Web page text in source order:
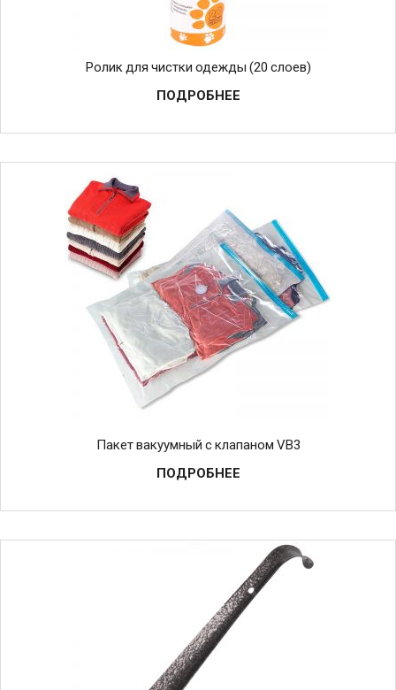
Ролик для чистки одежды (20 слоев)
ПОДРОБНЕЕ
Пакет вакуумный с клапаном VB3
ПОДРОБНЕЕ